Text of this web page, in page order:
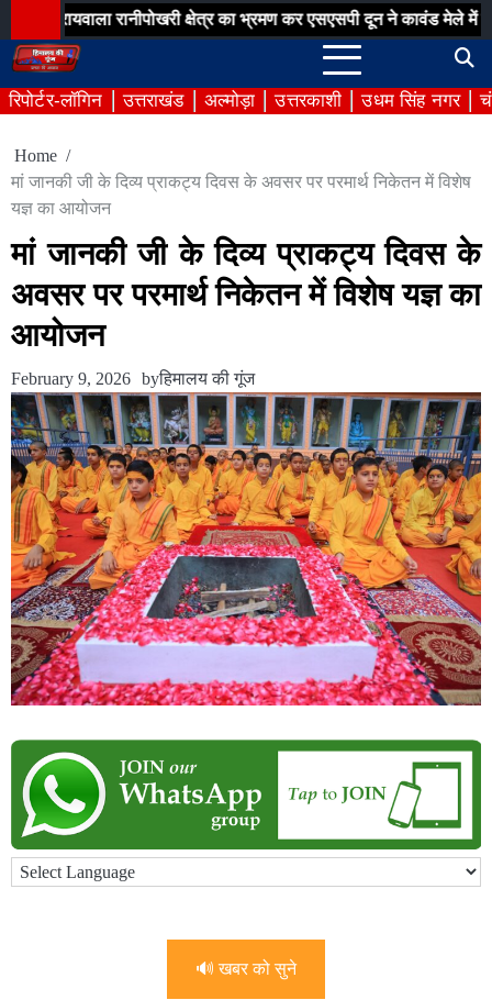
to
content
रानीपोखरी क्षेत्र का भ्रमण कर एसएसपी दून ने कावंड मेले में पुलिस
रिपोर्टर-लॉगिन उत्तराखंड अल्मोड़ा उत्तरकाशी उधम सिंह नगर
Home
मां जानकी जी के दिव्य प्राकट्य दिवस के अवसर पर परमार्थ निकेतन में विशेष
यज्ञ का आयोजन
मां जानकी जी के दिव्य प्राकट्य दिवस के
अवसर पर परमार्थ निकेतन में विशेष यज्ञ का
आयोजन
February 9, 2026 byहिमालय की गूंज
🔊 खबर को सुने